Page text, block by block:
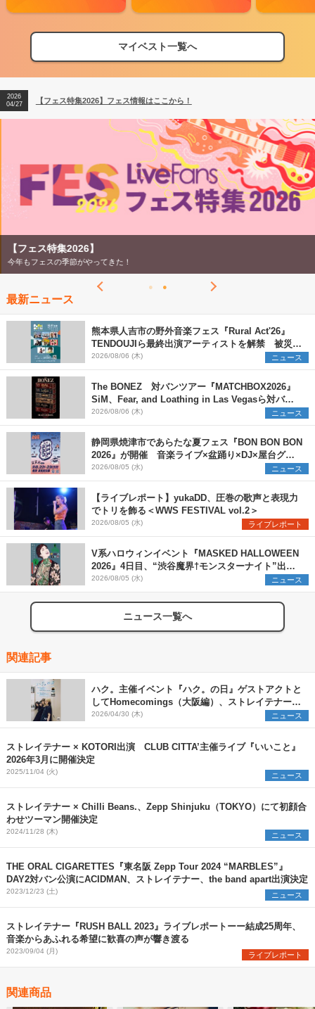
マイベスト一覧へ
【フェス特集2026】フェス情報はここから！
【ライブ動員ランキング】2026年上半期編発表！
2026
04/27
【フェス特集2026】フェス情報はここから！
2026
【ライブ動員ランキング】2026年上半期編発表！
【フェス特集2026】
今年もフェスの季節がやってきた！
最新ニュース
熊本県人吉市の野外音楽フェス『Rural Act'26』
TENDOUJIら最終出演アーティストを解禁 被災地
支援プロジェクトの始動も発表
2026/08/06 (木) ニュース
The BONEZ 対バンツアー『MATCHBOX2026』
SiM、Fear, and Loathing in Las Vegasら対バン
アーティストを一斉解禁
2026/08/06 (木) ニュース
静岡県焼津市であらたな夏フェス『BON BON BON
2026』が開催 音楽ライブ×盆踊り×DJ×屋台グル
メ×ランタンナイトで彩る2日間
2026/08/05 (水) ニュース
【ライブレポート】yukaDD、圧巻の歌声と表現力
でトリを飾る＜WWS FESTIVAL vol.2＞
2026/08/05 (水) ライブレポート
V系ハロウィンイベント『MASKED HALLOWEEN
2026』4日目、“渋谷魔界†モンスターナイト”出演6
組を発表
2026/08/05 (水) ニュース
ニュース一覧へ
関連記事
ハク。主催イベント『ハク。の日』ゲストアクトと
してHomecomings（大阪編）、ストレイテナー
（東京編）を発表
2026/04/30 (木) ニュース
ストレイテナー × KOTORI出演 CLUB CITTA’主催ライブ『いいこと』
2026年3月に開催決定
2025/11/04 (火) ニュース
ストレイテナー × Chilli Beans.、Zepp Shinjuku（TOKYO）にて初顔合
わせツーマン開催決定
2024/11/28 (木) ニュース
THE ORAL CIGARETTES『東名阪 Zepp Tour 2024 “MARBLES”』
DAY2対バン公演にACIDMAN、ストレイテナー、the band apart出演決定
2023/12/23 (土) ニュース
ストレイテナー『RUSH BALL 2023』ライブレポートーー結成25周年、
音楽からあふれる希望に歓喜の声が響き渡る
2023/09/04 (月) ライブレポート
関連商品